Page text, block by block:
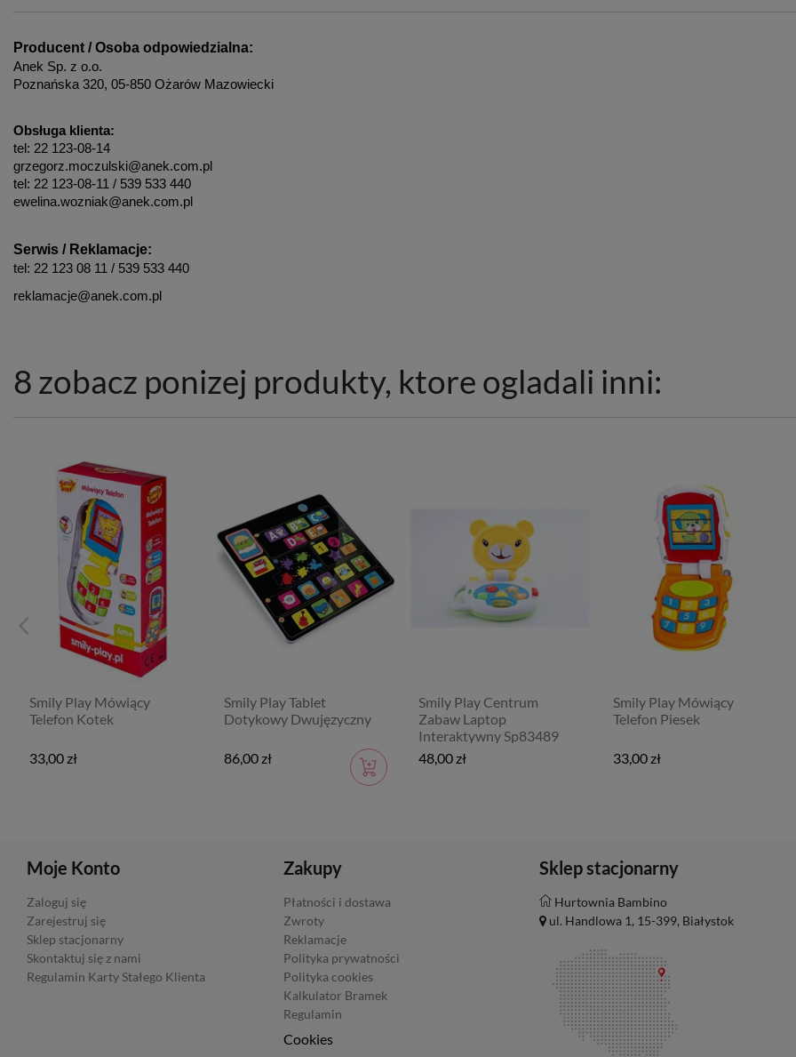
Producent / Osoba odpowiedzialna:
Anek Sp. z o.o.
Poznańska 320, 05-850 Ożarów Mazowiecki
Obsługa klienta:
tel: 22 123-08-14
grzegorz.moczulski@anek.com.pl
tel: 22 123-08-11 / 539 533 440
ewelina.wozniak@anek.com.pl
Serwis / Reklamacje:
tel: 22 123 08 11 / 539 533 440
reklamacje@anek.com.pl
8 zobacz ponizej produkty, ktore ogladali inni:
Smily Play Mówiący
Telefon Kotek
33,00 zł
Smily Play Tablet
Dotykowy Dwujęzyczny
86,00 zł
Smily Play Centrum
Zabaw Laptop
Interaktywny Sp83489
48,00 zł
Smily Play Mówiący
Telefon Piesek
33,00 zł
Moje Konto
Zaloguj się
Zarejestruj się
Sklep stacjonarny
Skontaktuj się z nami
Regulamin Karty Stałego Klienta
Zakupy
Płatności i dostawa
Zwroty
Reklamacje
Polityka prywatności
Polityka cookies
Kalkulator Bramek
Regulamin
Cookies
Sklep stacjonarny
Hurtownia Bambino
ul. Handlowa 1, 15-399, Białystok